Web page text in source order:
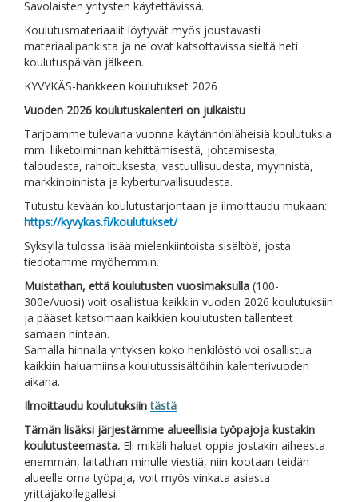
Savolaisten yritysten käytettävissä.
Koulutusmateriaalit löytyvät myös joustavasti
materiaalipankista ja ne ovat katsottavissa sieltä heti
koulutuspäivän jälkeen.
KYVYKÄS-hankkeen koulutukset 2026
Vuoden 2026 koulutuskalenteri on julkaistu
Tarjoamme tulevana vuonna käytännönläheisiä koulutuksia
mm. liiketoiminnan kehittämisestä, johtamisesta,
taloudesta, rahoituksesta, vastuullisuudesta, myynnistä,
markkinoinnista ja kyberturvallisuudesta.
Tutustu kevään koulutustarjontaan ja ilmoittaudu mukaan:
https://kyvykas.fi/koulutukset/
Syksyllä tulossa lisää mielenkiintoista sisältöä, josta
tiedotamme myöhemmin.
Muistathan, että koulutusten vuosimaksulla (100-
300e/vuosi) voit osallistua kaikkiin vuoden 2026 koulutuksiin
ja pääset katsomaan kaikkien koulutusten tallenteet
samaan hintaan.
Samalla hinnalla yrityksen koko henkilöstö voi osallistua
kaikkiin haluamiinsa koulutussisältöihin kalenterivuoden
aikana.
Ilmoittaudu koulutuksiintästä
Tämän lisäksi järjestämme alueellisia työpajoja kustakin
koulutusteemasta. Eli mikäli haluat oppia jostakin aiheesta
enemmän, laitathan minulle viestiä, niin kootaan teidän
alueelle oma työpaja, voit myös vinkata asiasta
yrittäjäkollegallesi.